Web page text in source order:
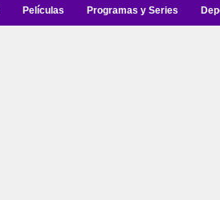
Películas Programas y Series